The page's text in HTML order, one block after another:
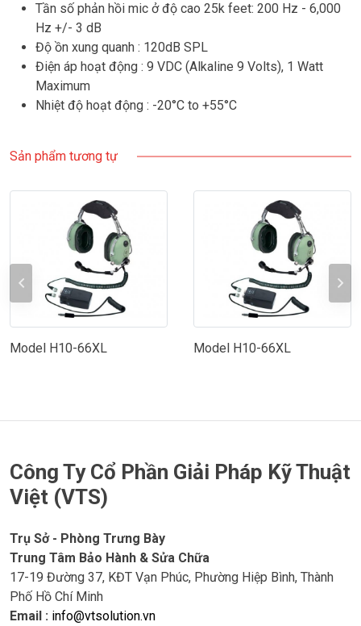
Tần số phản hồi mic ở độ cao 25k feet: 200 Hz - 6,000
Hz +/- 3 dB
Độ ồn xung quanh : 120dB SPL
Điện áp hoạt động : 9 VDC (Alkaline 9 Volts), 1 Watt
Maximum
Nhiệt độ hoạt động : -20°C to +55°C
Sản phẩm tương tự
Model H10-66XL Model H10-66XL
Công Ty Cổ Phần Giải Pháp Kỹ Thuật
Việt (VTS)
Trụ Sở - Phòng Trưng Bày
Trung Tâm Bảo Hành & Sửa Chữa
17-19 Đường 37, KĐT Vạn Phúc, Phường Hiệp Bình, Thành
Phố Hồ Chí Minh
Email : info@vtsolution.vn